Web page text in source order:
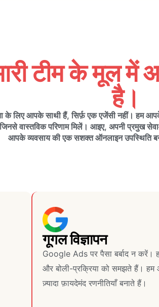
टीम के मूल में
है।
लिए आपके साथी हैं, सिर्फ़ एक एजेंसी नहीं। हम
वास्तविक परिणाम मिलें। आइए, अपनी प्रमुख
आपके व्यवसाय की एक सशक्त ऑनलाइन उपस्थिति
गूगल विज्ञापन
Google Ads पर पैसा बर्बाद न करें।
और बोली-प्रक्रिया को समझते हैं। हम
ज़्यादा फ़ायदेमंद रणनीतियाँ बनाते हैं।